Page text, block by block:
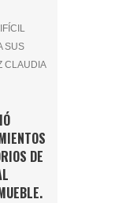
SUS
CLAUDIA
DE